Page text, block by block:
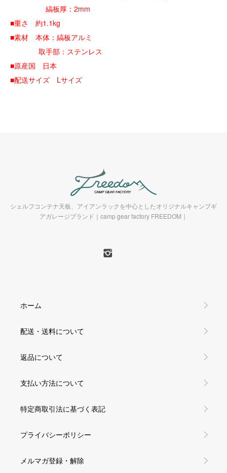
縞板厚：2mm
■重さ 約1.1kg
■素材 本体：縞板アルミ
取手部：ステンレス
■原産国 日本
■配送サイズ Lサイズ
シェルフコンテナ天板、アイアンラックを中心としたオリジナルキャンプギ
アガレージブランド｜camp gear factory FREEDOM｜
ホーム
配送・送料について
返品について
支払い方法について
特定商取引法に基づく表記
プライバシーポリシー
メルマガ登録・解除